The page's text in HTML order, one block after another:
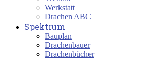
Werkstatt
Drachen ABC
Spektrum
Bauplan
Drachenbauer
Drachenbücher